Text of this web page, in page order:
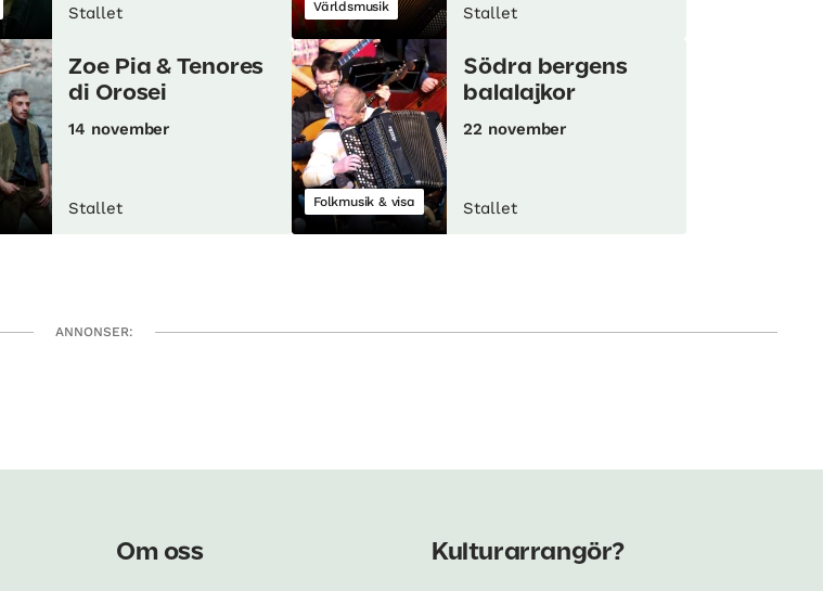
Stallet Världsmusik Stallet
Zoe Pia & Tenores
di Orosei
14 november
Stallet Folkmusik & visa
Södra bergens
balalajkor
22 november
Stallet
ANNONSER:
Om oss Kulturarrangör?